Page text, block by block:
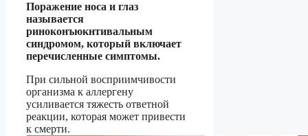
Поражение носа и глаз
называется
риноконъюкнтивальным
синдромом, который включает
перечисленные симптомы.
При сильной восприимчивости
организма к аллергену
усиливается тяжесть ответной
реакции, которая может привести
к смерти.